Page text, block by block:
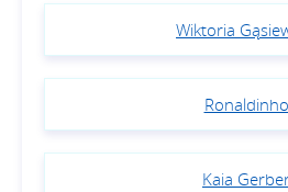
Wiktoria
Ronaldinho
Kaia